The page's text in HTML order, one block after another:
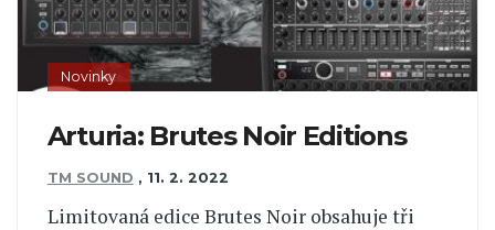
Novinky
Arturia: Brutes Noir Editions
TM SOUND , 11. 2. 2022
Limitovaná edice Brutes Noir obsahuje tři